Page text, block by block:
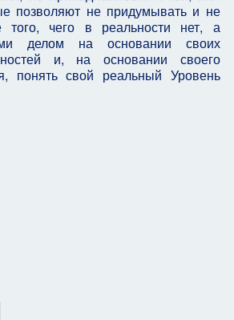
позволяют не придумывать и не
того, чего в реальности нет, а
делом на основании своих
и, на основании своего
понять свой реальный Уровень
Поговорим ещё раз о Критериях
Глава: 7 Тел и Сферы